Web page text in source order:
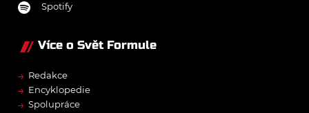
Spotify
Více o Svět Formule
→ Redakce
→ Encyklopedie
→ Spolupráce